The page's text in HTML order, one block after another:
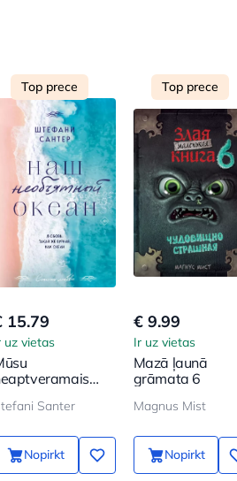
Top prece
15.79
uz vietas
Santer
Nopirkt
Top prece
€ 9.99
Ir uz vietas
Mazā ļaunā
grāmata 6
Magnus Mist
Nopirkt